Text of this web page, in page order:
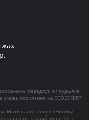
передрук чи будь-яке
умови посилання на ECOEXPERT
Матеріали в блоці «Новини
за їхній зміст несе